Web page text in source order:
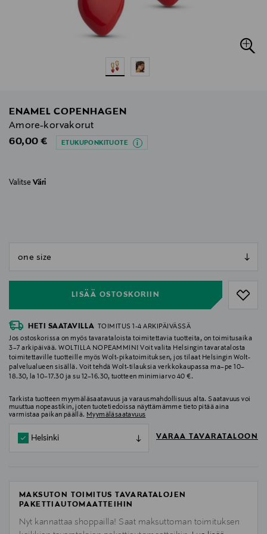
ENAMEL COPENHAGEN
Amore-korvakorut
Original Price
60,00 € ETUKUPONKITUOTE
Valitse Väri
LISÄÄ OSTOSKORIIN
HETI SAATAVILLA
TOIMITUS 1-4 ARKIPÄIVÄSSÄ
Jos ostoskorissa on myös tavarataloista toimitettavia tuotteita, on toimitusaika
3–7 arkipäivää. WOLTILLA NOPEAMMIN! Voit valita Helsingin tavaratalosta
toimitettaville tuotteille myös Wolt-pikatoimituksen, jos tilaat Helsingin Wolt-
palvelualueen sisällä. Voit tehdä Wolt-tilauksia verkkokaupassa ma–pe 10–
18.30, la 10–17.30 ja su 12–16.30, tuotteen minimiarvo 40 €.
Tarkista tuotteen myymäläsaatavuus ja varausmahdollisuus alta. Saatavuus voi
muuttua nopeastikin, joten tuotetiedoissa näyttämämme tieto pitää aina
varmistaa paikan päällä. Myymäläsaatavuus
Helsinki VARAA TAVARATALOON
MAKSUTON TOIMITUS TAVARATALOJEN
PAKETTIAUTOMAATTEIHIN
Nyt kannattaa shoppailla! Saat maksuttoman toimituksen